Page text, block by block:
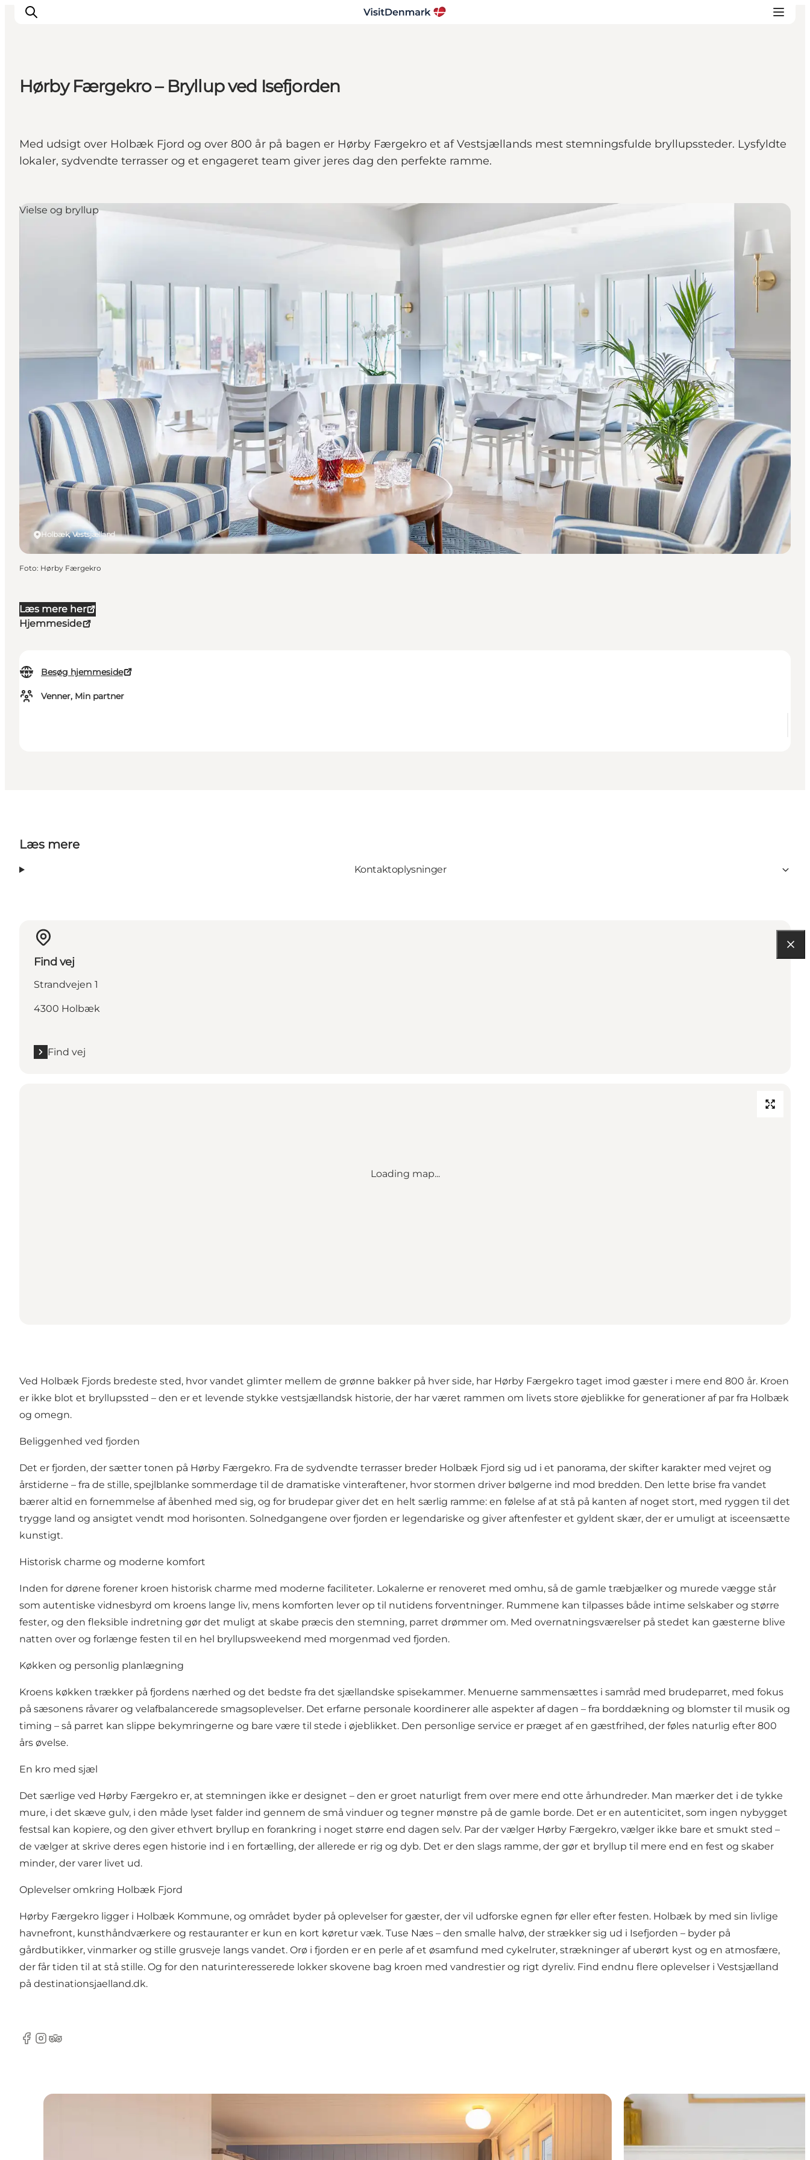
Oplevelser
Overnatning
Planlæg ferien
Hørby Færgekro – Bryllup ved Isefjorden
Med udsigt over Holbæk Fjord og over 800 år på bagen er Hørby Færgekro et af Vestsjællands mest stemningsfulde bryllupssteder. Lysfyldte
lokaler, sydvendte terrasser og et engageret team giver jeres dag den perfekte ramme.
Læs mere her
Hjemmeside
Besøg hjemmeside
Venner, Min partner
Holbæk, Vestsjælland
Vielse og bryllup
Foto: Hørby Færgekro
Læs mere
Kontaktoplysninger
Find vej
Strandvejen 1
4300 Holbæk
Find vej
Loading map...
Ved Holbæk Fjords bredeste sted, hvor vandet glimter mellem de grønne bakker på hver side, har Hørby Færgekro taget imod gæster i mere end 800 år. Kroen
er ikke blot et bryllupssted – den er et levende stykke vestsjællandsk historie, der har været rammen om livets store øjeblikke for generationer af par fra Holbæk
og omegn.
Beliggenhed ved fjorden
Det er fjorden, der sætter tonen på Hørby Færgekro. Fra de sydvendte terrasser breder Holbæk Fjord sig ud i et panorama, der skifter karakter med vejret og
årstiderne – fra de stille, spejlblanke sommerdage til de dramatiske vinteraftener, hvor stormen driver bølgerne ind mod bredden. Den lette brise fra vandet
bærer altid en fornemmelse af åbenhed med sig, og for brudepar giver det en helt særlig ramme: en følelse af at stå på kanten af noget stort, med ryggen til det
trygge land og ansigtet vendt mod horisonten. Solnedgangene over fjorden er legendariske og giver aftenfester et gyldent skær, der er umuligt at isceensætte
kunstigt.
Historisk charme og moderne komfort
Inden for dørene forener kroen historisk charme med moderne faciliteter. Lokalerne er renoveret med omhu, så de gamle træbjælker og murede vægge står
som autentiske vidnesbyrd om kroens lange liv, mens komforten lever op til nutidens forventninger. Rummene kan tilpasses både intime selskaber og større
fester, og den fleksible indretning gør det muligt at skabe præcis den stemning, parret drømmer om. Med overnatningsværelser på stedet kan gæsterne blive
natten over og forlænge festen til en hel bryllupsweekend med morgenmad ved fjorden.
Køkken og personlig planlægning
Kroens køkken trækker på fjordens nærhed og det bedste fra det sjællandske spisekammer. Menuerne sammensættes i samråd med brudeparret, med fokus
på sæsonens råvarer og velafbalancerede smagsoplevelser. Det erfarne personale koordinerer alle aspekter af dagen – fra borddækning og blomster til musik og
timing – så parret kan slippe bekymringerne og bare være til stede i øjeblikket. Den personlige service er præget af en gæstfrihed, der føles naturlig efter 800
års øvelse.
En kro med sjæl
Det særlige ved Hørby Færgekro er, at stemningen ikke er designet – den er groet naturligt frem over mere end otte århundreder. Man mærker det i de tykke
mure, i det skæve gulv, i den måde lyset falder ind gennem de små vinduer og tegner mønstre på de gamle borde. Det er en autenticitet, som ingen nybygget
festsal kan kopiere, og den giver ethvert bryllup en forankring i noget større end dagen selv. Par der vælger Hørby Færgekro, vælger ikke bare et smukt sted –
de vælger at skrive deres egen historie ind i en fortælling, der allerede er rig og dyb. Det er den slags ramme, der gør et bryllup til mere end en fest og skaber
minder, der varer livet ud.
Oplevelser omkring Holbæk Fjord
Hørby Færgekro ligger i Holbæk Kommune, og området byder på oplevelser for gæster, der vil udforske egnen før eller efter festen. Holbæk by med sin livlige
havnefront, kunsthåndværkere og restauranter er kun en kort køretur væk. Tuse Næs – den smalle halvø, der strækker sig ud i Isefjorden – byder på
gårdbutikker, vinmarker og stille grusveje langs vandet. Orø i fjorden er en perle af et øsamfund med cykelruter, strækninger af uberørt kyst og en atmosfære,
der får tiden til at stå stille. Og for den naturinteresserede lokker skovene bag kroen med vandrestier og rigt dyreliv. Find endnu flere oplevelser i Vestsjælland
på destinationsjaelland.dk.
Facebook
Instagram
TripAdvisor